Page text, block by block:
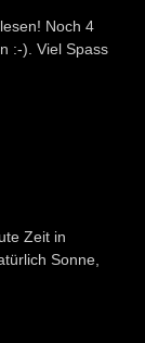
Noch 4
:-). Viel Spass
Zeit in
Sonne,